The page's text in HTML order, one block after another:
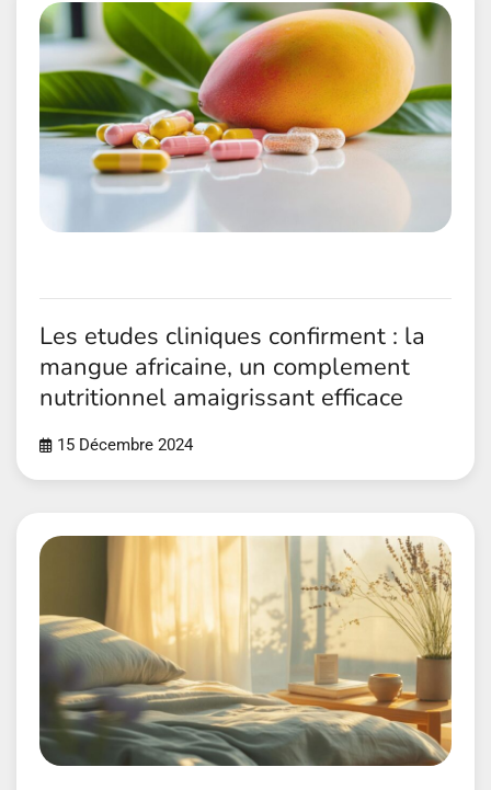
Les etudes cliniques confirment : la
mangue africaine, un complement
nutritionnel amaigrissant efficace
15 Décembre 2024